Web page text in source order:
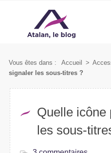
Vous êtes dans : Accueil >
signaler les sous-titres ?
Quelle icône
les sous-